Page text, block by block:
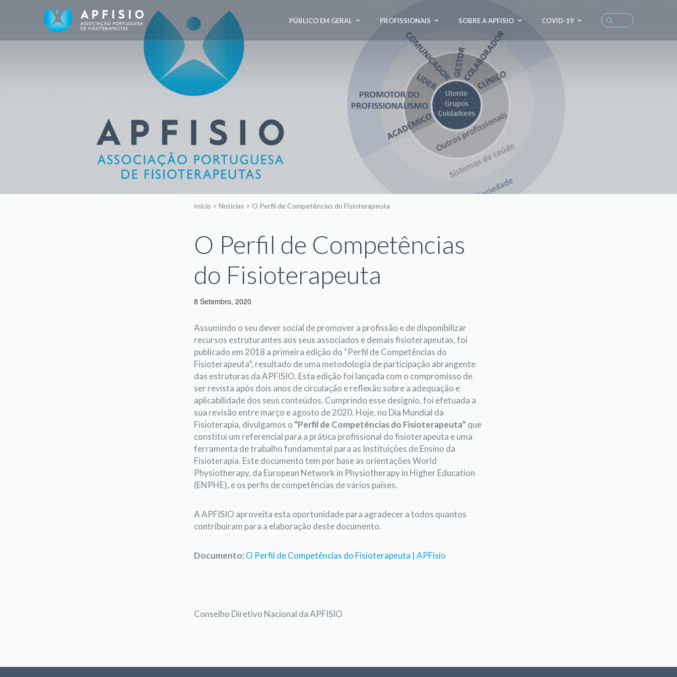
PÚBLICO EM GERAL PROFISSIONAIS SOBRE A APFISIO COVID-19
Início > Notícias > O Perfil de Competências do Fisioterapeuta
O Perfil de Competências
do Fisioterapeuta
8 Setembro, 2020
Assumindo o seu dever social de promover a profissão e de disponibilizar
recursos estruturantes aos seus associados e demais fisioterapeutas, foi
publicado em 2018 a primeira edição do “Perfil de Competências do
Fisioterapeuta”, resultado de uma metodologia de participação abrangente
das estruturas da APFISIO. Esta edição foi lançada com o compromisso de
ser revista após dois anos de circulação e reflexão sobre a adequação e
aplicabilidade dos seus conteúdos. Cumprindo esse desígnio, foi efetuada a
sua revisão entre março e agosto de 2020. Hoje, no Dia Mundial da
Fisioterapia, divulgamos o “Perfil de Competências do Fisioterapeuta” que
constitui um referencial para a prática profissional do fisioterapeuta e uma
ferramenta de trabalho fundamental para as Instituições de Ensino da
Fisioterapia. Este documento tem por base as orientações World
Physiotherapy, da European Network in Physiotherapy in Higher Education
(ENPHE), e os perfis de competências de vários países.
A APFISIO aproveita esta oportunidade para agradecer a todos quantos
contribuíram para a elaboração deste documento.
Documento: O Perfil de Competências do Fisioterapeuta | APFisio
Conselho Diretivo Nacional da APFISIO